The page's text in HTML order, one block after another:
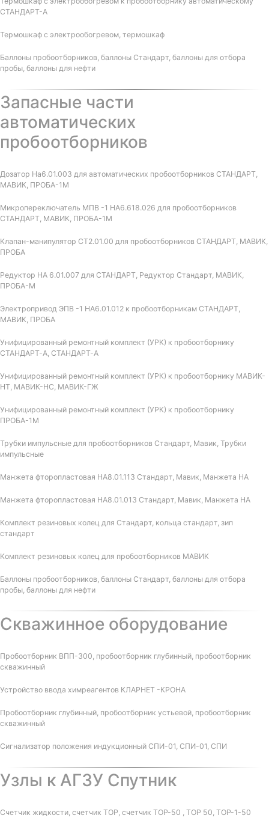
СТАНДАРТ-А
Термошкаф с электрообогревом, термошкаф
Баллоны пробоотборников, баллоны Стандарт, баллоны для отбора
пробы, баллоны для нефти
Запасные части
автоматических
пробоотборников
Дозатор На6.01.003 для автоматических пробоотборников СТАНДАРТ,
МАВИК, ПРОБА-1М
Микропереключатель МПВ -1 НА6.618.026 для пробоотборников
СТАНДАРТ, МАВИК, ПРОБА-1М
Клапан-манипулятор СТ2.01.00 для пробоотборников СТАНДАРТ, МАВИК,
ПРОБА
Редуктор НА 6.01.007 для СТАНДАРТ, Редуктор Стандарт, МАВИК,
ПРОБА-М
Электропривод ЭПВ -1 НА6.01.012 к пробоотборникам СТАНДАРТ,
МАВИК, ПРОБА
Унифицированный ремонтный комплект (УРК) к пробоотборнику
СТАНДАРТ-А, СТАНДАРТ-А
Унифицированный ремонтный комплект (УРК) к пробоотборнику МАВИК-
НТ, МАВИК-НС, МАВИК-ГЖ
Унифицированный ремонтный комплект (УРК) к пробоотборнику
ПРОБА-1М
Трубки импульсные для пробоотборников Стандарт, Мавик, Трубки
импульсные
Манжета фторопластовая НА8.01.113 Стандарт, Мавик, Манжета НА
Манжета фторопластовая НА8.01.013 Стандарт, Мавик, Манжета НА
Комплект резиновых колец для Стандарт, кольца стандарт, зип
стандарт
Комплект резиновых колец для пробоотборников МАВИК
Баллоны пробоотборников, баллоны Стандарт, баллоны для отбора
пробы, баллоны для нефти
Скважинное оборудование
Пробоотборник ВПП-300, пробоотборник глубинный, пробоотборник
скважинный
Устройство ввода химреагентов КЛАРНЕТ -КРОНА
Пробоотборник глубинный, пробоотборник устьевой, пробоотборник
скважинный
Сигнализатор положения индукционный СПИ-01, СПИ-01, СПИ
Узлы к АГЗУ Спутник
Счетчик жидкости, счетчик ТОР, счетчик ТОР-50 , ТОР 50, ТОР-1-50